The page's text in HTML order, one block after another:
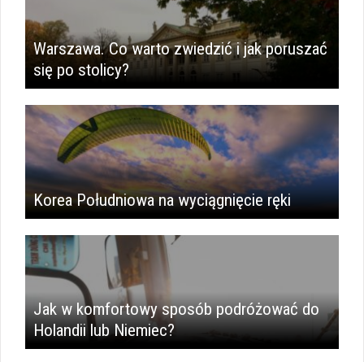
Warszawa. Co warto zwiedzić i jak poruszać
się po stolicy?
Korea Południowa na wyciągnięcie ręki
Jak w komfortowy sposób podróżować do
Holandii lub Niemiec?